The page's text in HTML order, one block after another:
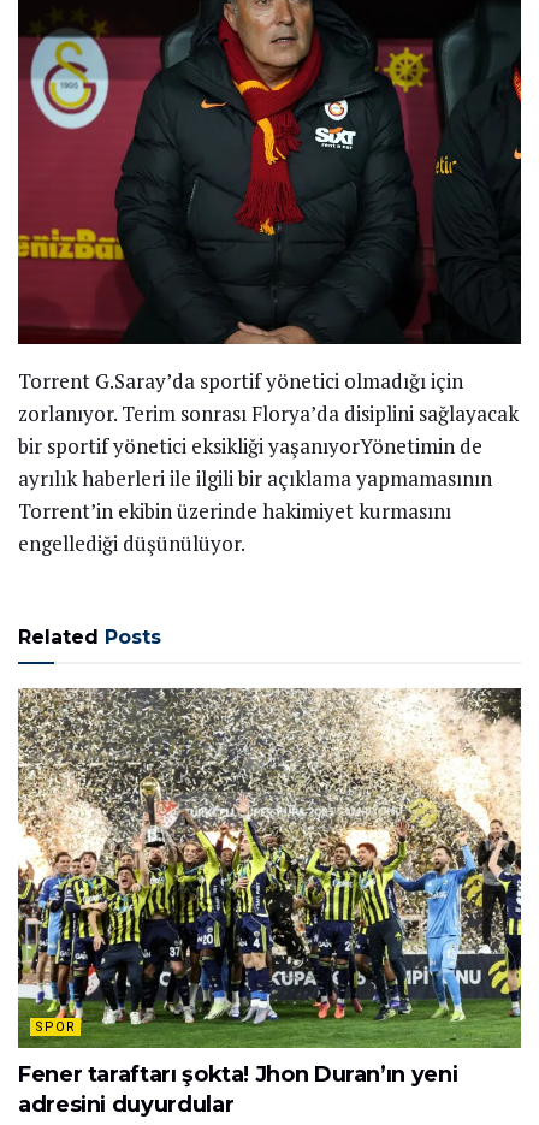
Torrent G.Saray’da sportif yönetici olmadığı için
zorlanıyor. Terim sonrası Florya’da disiplini sağlayacak
bir sportif yönetici eksikliği yaşanıyorYönetimin de
ayrılık haberleri ile ilgili bir açıklama yapmamasının
Torrent’in ekibin üzerinde hakimiyet kurmasını
engellediği düşünülüyor.
Related Posts
SPOR
Fener taraftarı şokta! Jhon Duran’ın yeni
adresini duyurdular